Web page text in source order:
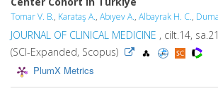
Tomar V. B., Karataş A., Abıyev A., Albayrak H. C.,
JOURNAL OF CLINICAL MEDICINE , cilt.14,
(SCI-Expanded, Scopus)
PlumX Metrics